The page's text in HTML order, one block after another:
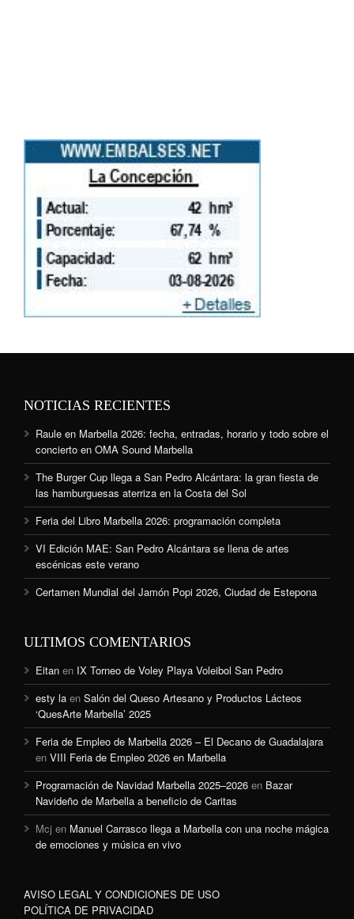
NOTICIAS RECIENTES
Raule en Marbella 2026: fecha, entradas, horario y todo sobre el
concierto en OMA Sound Marbella
The Burger Cup llega a San Pedro Alcántara: la gran fiesta de
las hamburguesas aterriza en la Costa del Sol
Feria del Libro Marbella 2026: programación completa
VI Edición MAE: San Pedro Alcántara se llena de artes
escénicas este verano
Certamen Mundial del Jamón Popi 2026, Ciudad de Estepona
ULTIMOS COMENTARIOS
Eitan en IX Torneo de Voley Playa Voleibol San Pedro
esty la en Salón del Queso Artesano y Productos Lácteos
‘QuesArte Marbella’ 2025
Feria de Empleo de Marbella 2026 – El Decano de Guadalajara
en VIII Feria de Empleo 2026 en Marbella
Programación de Navidad Marbella 2025–2026 en Bazar
Navideño de Marbella a beneficio de Caritas
Mcj en Manuel Carrasco llega a Marbella con una noche mágica
de emociones y música en vivo
AVISO LEGAL Y CONDICIONES DE USO
POLÍTICA DE PRIVACIDAD